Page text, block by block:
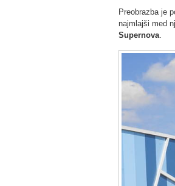
Preobrazba je
najmlajši med
Supernova.